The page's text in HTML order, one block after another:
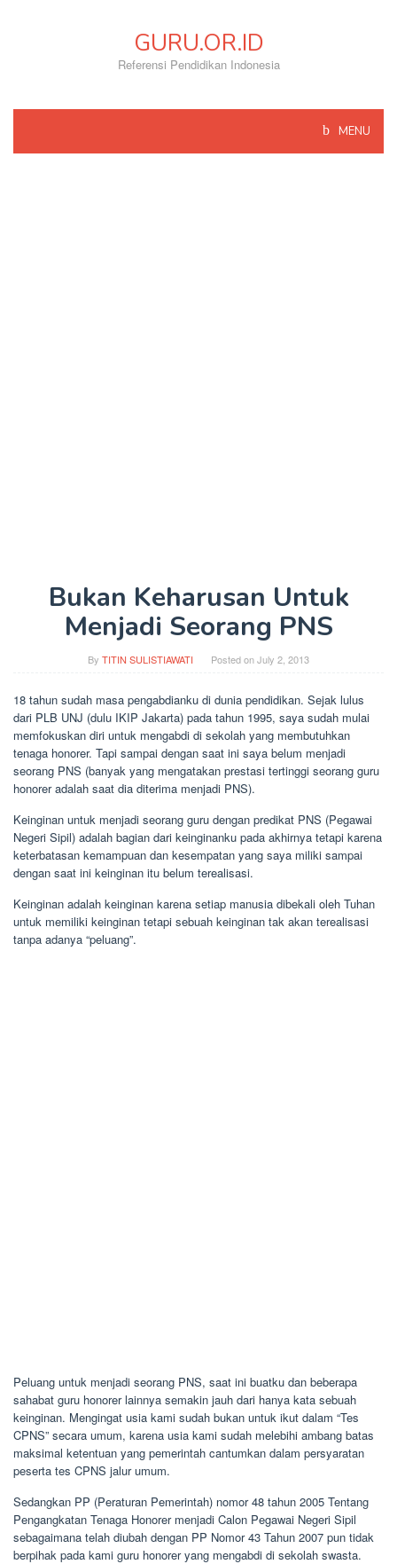
GURU.OR.ID
Referensi Pendidikan Indonesia
MENU
Bukan Keharusan Untuk
Menjadi Seorang PNS
By TITIN SULISTIAWATI Posted onJuly 2, 2013
18 tahun sudah masa pengabdianku di dunia pendidikan. Sejak lulus
dari PLB UNJ (dulu IKIP Jakarta) pada tahun 1995, saya sudah mulai
memfokuskan diri untuk mengabdi di sekolah yang membutuhkan
tenaga honorer. Tapi sampai dengan saat ini saya belum menjadi
seorang PNS (banyak yang mengatakan prestasi tertinggi seorang guru
honorer adalah saat dia diterima menjadi PNS).
Keinginan untuk menjadi seorang guru dengan predikat PNS (Pegawai
Negeri Sipil) adalah bagian dari keinginanku pada akhirnya tetapi karena
keterbatasan kemampuan dan kesempatan yang saya miliki sampai
dengan saat ini keinginan itu belum terealisasi.
Keinginan adalah keinginan karena setiap manusia dibekali oleh Tuhan
untuk memiliki keinginan tetapi sebuah keinginan tak akan terealisasi
tanpa adanya “peluang”.
Peluang untuk menjadi seorang PNS, saat ini buatku dan beberapa
sahabat guru honorer lainnya semakin jauh dari hanya kata sebuah
keinginan. Mengingat usia kami sudah bukan untuk ikut dalam “Tes
CPNS” secara umum, karena usia kami sudah melebihi ambang batas
maksimal ketentuan yang pemerintah cantumkan dalam persyaratan
peserta tes CPNS jalur umum.
Sedangkan PP (Peraturan Pemerintah) nomor 48 tahun 2005 Tentang
Pengangkatan Tenaga Honorer menjadi Calon Pegawai Negeri Sipil
sebagaimana telah diubah dengan PP Nomor 43 Tahun 2007 pun tidak
berpihak pada kami guru honorer yang mengabdi di sekolah swasta.